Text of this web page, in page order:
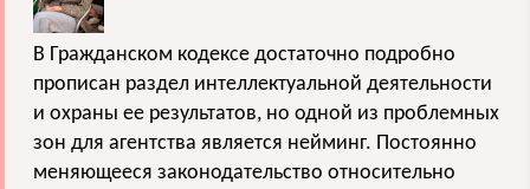
В Гражданском кодексе достаточно подробно
прописан раздел интеллектуальной деятельности
и охраны ее результатов, но одной из проблемных
зон для агентства является нейминг. Постоянно
меняющееся законодательство относительно